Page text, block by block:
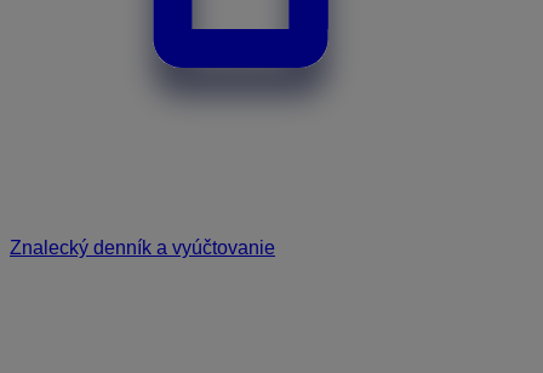
Znalecký denník a vyúčtovanie